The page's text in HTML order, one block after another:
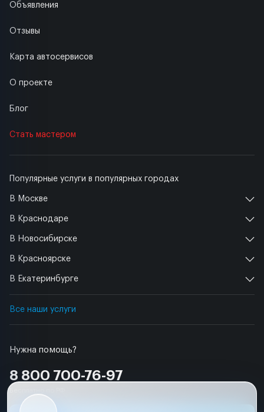
Нужна помощь?
8 800 700-76-97
Популярные услуги в популярных городах
В Москве
В Краснодаре
В Новосибирске
В Красноярске
В Екатеринбурге
Все наши услуги
Объявления
Отзывы
Карта автосервисов
О проекте
Блог
Стать мастером